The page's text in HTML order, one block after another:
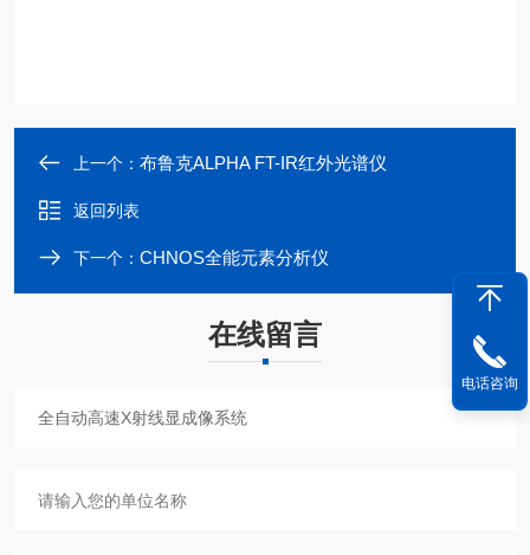
上一个： 布鲁克ALPHA FT-IR红外光谱仪
返回列表
下一个： CHNOS全能元素分析仪
在线留言
电话咨询